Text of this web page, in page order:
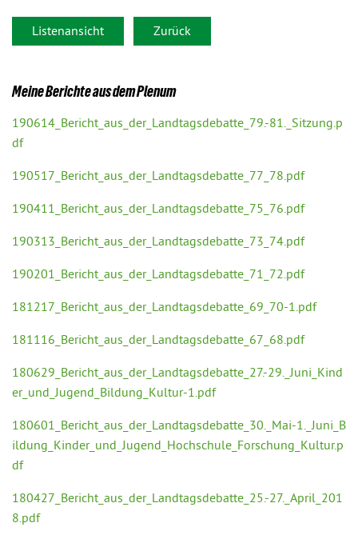
Listenansicht Zurück
Meine Berichte aus dem Plenum
190614_Bericht_aus_der_Landtagsdebatte_79.-81._Sitzung.p
df
190517_Bericht_aus_der_Landtagsdebatte_77_78.pdf
190411_Bericht_aus_der_Landtagsdebatte_75_76.pdf
190313_Bericht_aus_der_Landtagsdebatte_73_74.pdf
190201_Bericht_aus_der_Landtagsdebatte_71_72.pdf
181217_Bericht_aus_der_Landtagsdebatte_69_70-1.pdf
181116_Bericht_aus_der_Landtagsdebatte_67_68.pdf
180629_Bericht_aus_der_Landtagsdebatte_27.-29._Juni_Kind
er_und_Jugend_Bildung_Kultur-1.pdf
180601_Bericht_aus_der_Landtagsdebatte_30._Mai-1._Juni_B
ildung_Kinder_und_Jugend_Hochschule_Forschung_Kultur.p
df
180427_Bericht_aus_der_Landtagsdebatte_25.-27._April_201
8.pdf